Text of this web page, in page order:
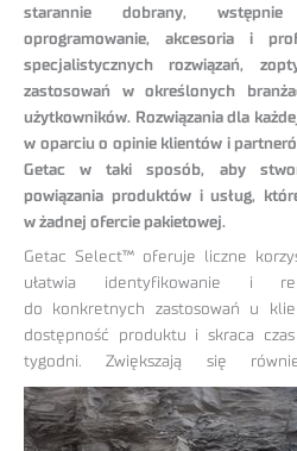
starannie dobrany, wstępnie
oprogramowanie, akcesoria i
specjalistycznych rozwiązań,
zastosowań w określonych
użytkowników. Rozwiązania dla
w oparciu o opinie klientów i
Getac w taki sposób, aby
powiązania produktów i usług,
w żadnej ofercie pakietowej.
Getac Select™ oferuje liczne
ułatwia identyfikowanie i
do konkretnych zastosowań u
dostępność produktu i skraca
tygodni. Zwiększają się